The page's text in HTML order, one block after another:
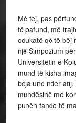
Më tej, pas
të pafund, më
edukatë që të bëj
një Simpozium
Universitetin e
mund të kisha
bëja unë nder
mundësinë me
punën tande të